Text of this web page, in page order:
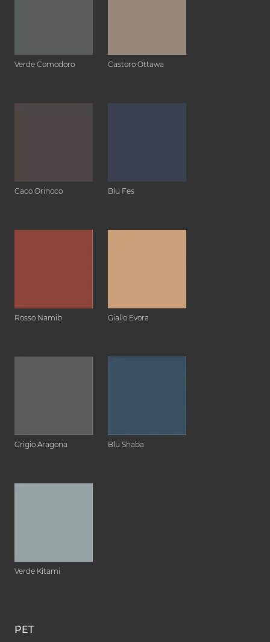
Verde Comodoro Castoro Ottawa
Caco Orinoco Blu Fes
Rosso Namib Giallo Evora
Grigio Aragona Blu Shaba
Verde Kitami
PET